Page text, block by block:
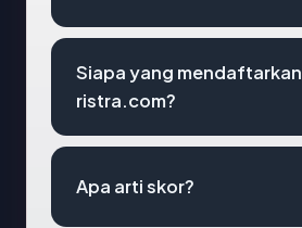
Siapa yang mendaftarkan
ristra.com?
Apa arti skor?